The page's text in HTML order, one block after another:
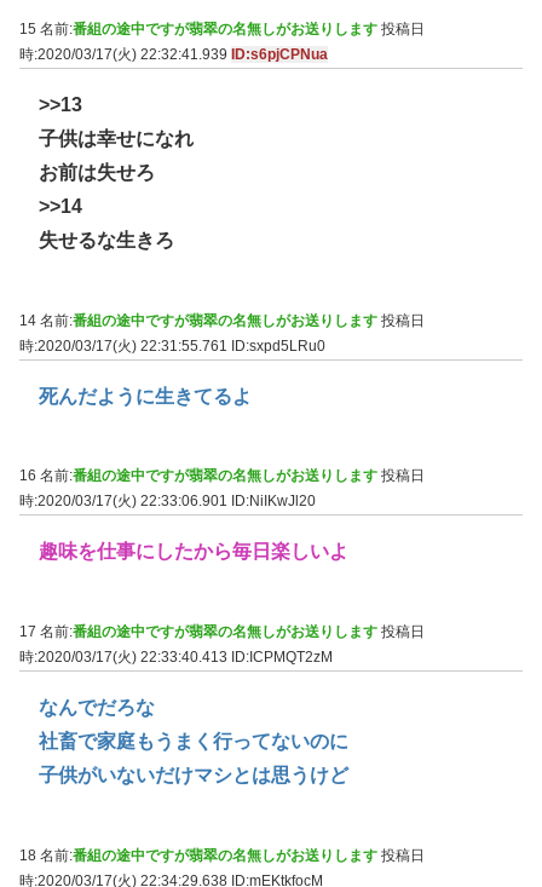
15 名前:番組の途中ですが翡翠の名無しがお送りします 投稿日
時:2020/03/17(火) 22:32:41.939
ID:s6pjCPNua
>>13
子供は幸せになれ
お前は失せろ
>>14
失せるな生きろ
14 名前:番組の途中ですが翡翠の名無しがお送りします 投稿日
時:2020/03/17(火) 22:31:55.761 ID:sxpd5LRu0
死んだように生きてるよ
16 名前:番組の途中ですが翡翠の名無しがお送りします 投稿日
時:2020/03/17(火) 22:33:06.901
ID:NiIKwJl20
趣味を仕事にしたから毎日楽しいよ
17 名前:番組の途中ですが翡翠の名無しがお送りします 投稿日
時:2020/03/17(火) 22:33:40.413
ID:ICPMQT2zM
なんでだろな
社畜で家庭もうまく行ってないのに
子供がいないだけマシとは思うけど
18 名前:番組の途中ですが翡翠の名無しがお送りします 投稿日
時:2020/03/17(火) 22:34:29.638 ID:mEKtkfocM